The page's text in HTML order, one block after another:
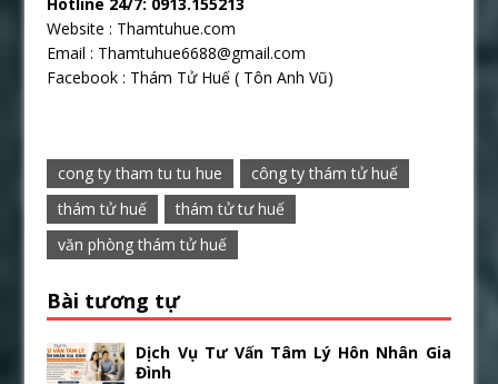
Website : Thamtuhue.com
Email : Thamtuhue6688@gmail.com
Facebook : Thám Tử Huế ( Tôn Anh Vũ)
cong ty tham tu tu hue
công ty thám tử huế
thám tử huế
thám tử tư huế
văn phòng thám tử huế
Bài tương tự
Dịch Vụ Tư Vấn Tâm Lý Hôn Nhân Gia
Đình